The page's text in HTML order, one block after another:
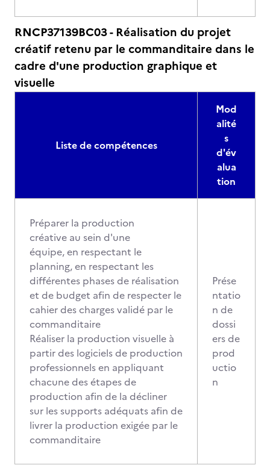
RNCP37139BC03 - Réalisation du projet
créatif retenu par le commanditaire dans le
cadre d'une production graphique et
visuelle
Liste de compétences
Mod
alité
s
d'év
alua
tion
Préparer la production
créative au sein d'une
équipe, en respectant le
planning, en respectant les
différentes phases de réalisation
et de budget afin de respecter le
cahier des charges validé par le
commanditaire
Réaliser la production visuelle à
partir des logiciels de production
professionnels en appliquant
chacune des étapes de
production afin de la décliner
sur les supports adéquats afin de
livrer la production exigée par le
commanditaire
Prése
ntatio
n de
dossi
ers de
prod
uctio
n